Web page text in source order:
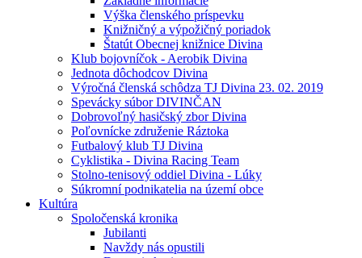
Výška členského príspevku
Knižničný a výpožičný poriadok
Štatút Obecnej knižnice Divina
Klub bojovníčok - Aerobik Divina
Jednota dôchodcov Divina
Výročná členská schôdza TJ Divina 23. 02. 2019
Spevácky súbor DIVINČAN
Dobrovoľný hasičský zbor Divina
Poľovnícke združenie Ráztoka
Futbalový klub TJ Divina
Cyklistika - Divina Racing Team
Stolno-tenisový oddiel Divina - Lúky
Súkromní podnikatelia na území obce
Kultúra
Spoločenská kronika
Jubilanti
Navždy nás opustili